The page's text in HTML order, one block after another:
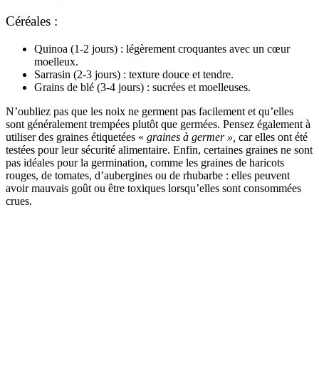
Céréales :
Quinoa (1-2 jours) : légèrement croquantes avec un cœur
moelleux.
Sarrasin (2-3 jours) : texture douce et tendre.
Grains de blé (3-4 jours) : sucrées et moelleuses.
N’oubliez pas que les noix ne germent pas facilement et qu’elles
sont généralement trempées plutôt que germées. Pensez également à
utiliser des graines étiquetées « graines à germer », car elles ont été
testées pour leur sécurité alimentaire. Enfin, certaines graines ne sont
pas idéales pour la germination, comme les graines de haricots
rouges, de tomates, d’aubergines ou de rhubarbe : elles peuvent
avoir mauvais goût ou être toxiques lorsqu’elles sont consommées
crues.